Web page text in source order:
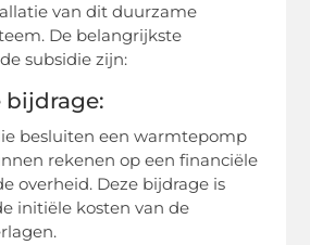
van dit duurzame
De belangrijkste
subsidie zijn:
bijdrage:
besluiten een warmtepomp
rekenen op een financiële
overheid. Deze bijdrage is
initiële kosten van de